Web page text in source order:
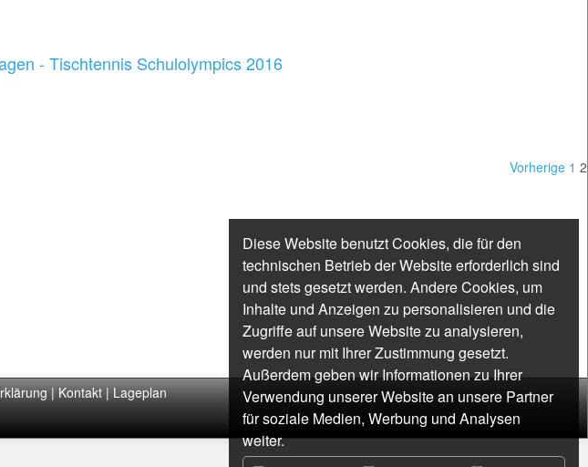
- Tischtennis Schulolympics 2016
Vorherige 1 2
|Kontakt|Lageplan
Diese Website benutzt Cookies, die für den
technischen Betrieb der Website erforderlich sind
und stets gesetzt werden. Andere Cookies, um
Inhalte und Anzeigen zu personalisieren und die
Zugriffe auf unsere Website zu analysieren,
werden nur mit Ihrer Zustimmung gesetzt.
Außerdem geben wir Informationen zu Ihrer
Verwendung unserer Website an unsere Partner
für soziale Medien, Werbung und Analysen
weiter.